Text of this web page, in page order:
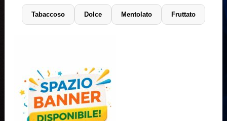
Tabaccoso Dolce Mentolato Fruttato